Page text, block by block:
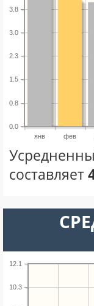
янв фев
0.0
0.8
1.5
2.3
3.0
3.8
составляет
10.3
12.1